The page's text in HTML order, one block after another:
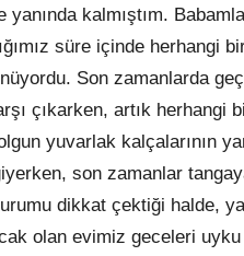
yanında kalmıştım.
süre içinde herhangi
Son zamanlarda
çıkarken, artık
yuvarlak kalçalarının
son zamanlar
dikkat çektiği halde,
olan evimiz geceleri